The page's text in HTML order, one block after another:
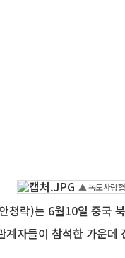
▲ 독도사랑
락)는 6월10일 중국
자들이 참석한 가운